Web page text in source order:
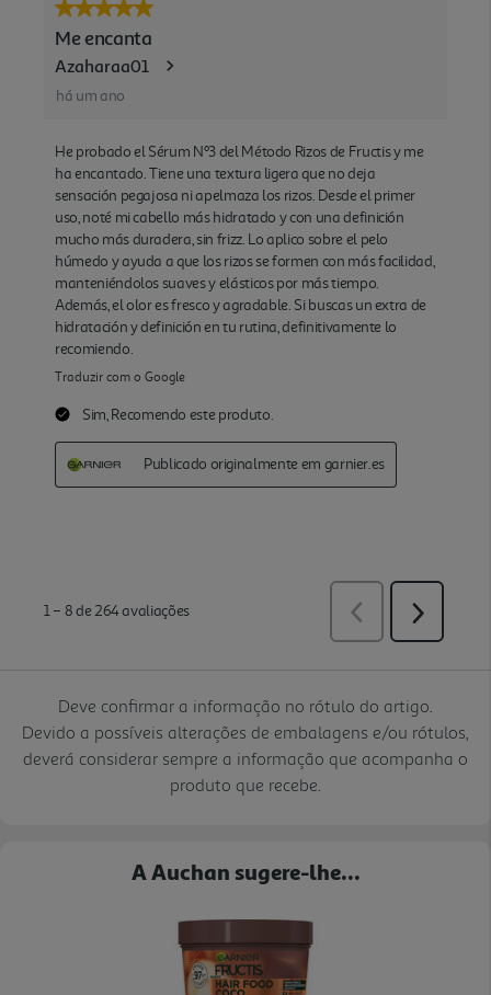
Deve confirmar a informação no rótulo do artigo.
Devido a possíveis alterações de embalagens e/ou rótulos,
deverá considerar sempre a informação que acompanha o
produto que recebe.
A Auchan sugere-lhe...